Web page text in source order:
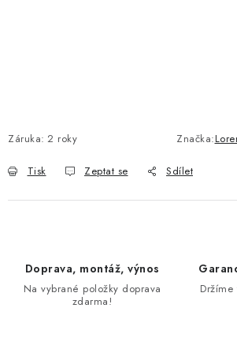
Záruka: 2 roky Značka:
Tisk Zeptat se Sdílet
Doprava, montáž, výnos
Na vybrané položky doprava
zdarma!